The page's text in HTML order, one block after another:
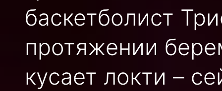
баскетболист
протяжении
кусает локти –